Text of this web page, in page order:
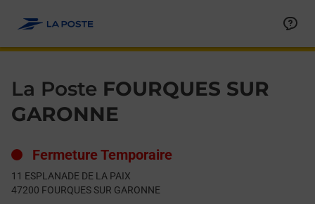
La Poste FOURQUES SUR
GARONNE
Fermeture Temporaire
11 ESPLANADE DE LA PAIX
47200 FOURQUES SUR GARONNE